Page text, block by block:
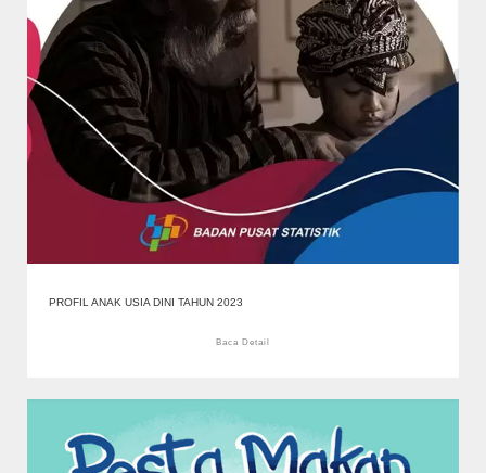
PROFIL ANAK USIA DINI TAHUN 2023
Baca Detail